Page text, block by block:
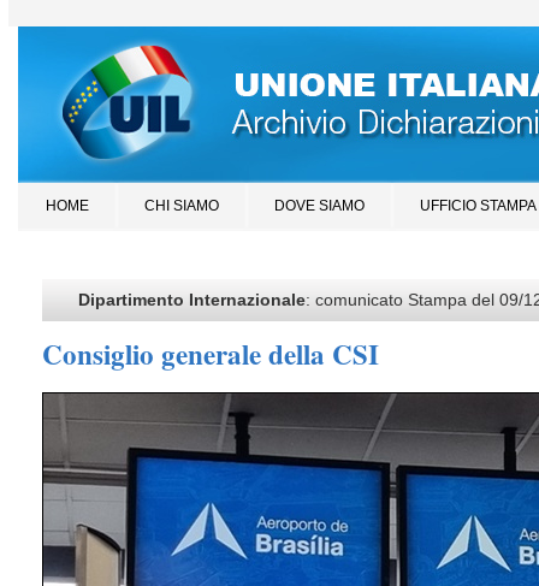
HOME CHI SIAMO DOVE SIAMO UFFICIO STAMPA
Dipartimento Internazionale: comunicato Stampa del 09/
Consiglio generale della CSI